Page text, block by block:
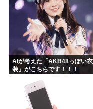
AIが考えた「AKB48っぽい衣
装」がこちらです！！！